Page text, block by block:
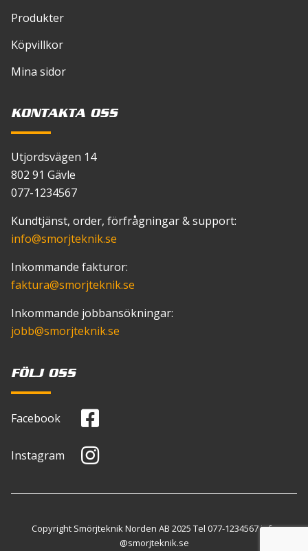
Produkter
Köpvillkor
Mina sidor
KONTAKTA OSS
Utjordsvägen 14
802 91 Gävle
077-1234567
Kundtjänst, order, förfrågningar & support:
info@smorjteknik.se
Inkommande fakturor:
faktura@smorjteknik.se
Inkommande jobbansökningar:
jobb@smorjteknik.se
FÖLJ OSS
Facebook
Instagram
Copyright Smörjteknik Norden AB 2025 Tel 077-1234567info
@smorjteknik.se